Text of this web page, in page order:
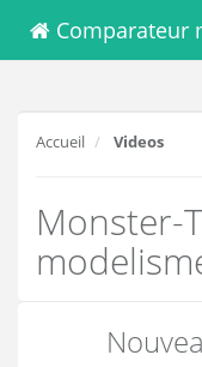
Comparateur
Accueil Videos
Monster-